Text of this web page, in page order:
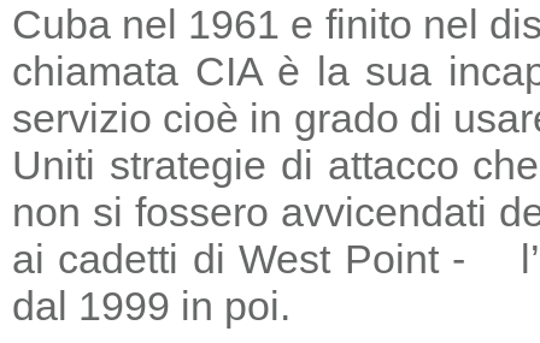
Cuba nel 1961 e finito nel
chiamata CIA è la sua
servizio cioè in grado di
Uniti strategie di attacco
non si fossero avvicendati
ai cadetti di West Point - l’
dal 1999 in poi.